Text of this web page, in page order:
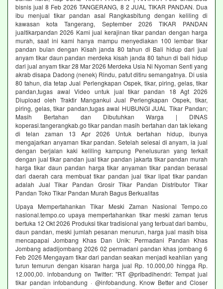
bisnis jual 8 Feb 2026 TANGERANG, 8 2 JUAL TIKAR PANDAN. Dua
ibu menjual tikar pandan asal Rangkasbitung dengan keliling di
kawasan kota Tangerang, September 2026 TIKAR PANDAN
jualtikarpandan 2026 Kami jual kerajinan tikar pandan dengan harga
murah, saat ini kami hanya mampu menyediakan 100 lembar tikar
pandan bulan dengan Kisah janda 80 tahun di Bali hidup dari jual
anyam tikar daun pandan merdeka kisah janda 80 tahun di bali hidup
dari jual anyam tikar 28 Mar 2026 Merdeka Usia Ni Nyoman Senti yang
akrab disapa Dadong (nenek) Rindu, patut ditiru semangatnya. Di usia
80 tahun, dia tetap Jual Perlengkapan Ospek, tikar, piring, gelas, tikar
pandan,tugas awal Video untuk jual tikar pandan 18 Agt 2026
Diupload oleh Traktir Mangankui Jual Perlengkapan Ospek, tikar,
piring, gelas, tikar pandan,tugas awal HUBUNGI JUAL Tikar Pandan;
Masih Bertahan dan Dibutuhkan Warga | DINAS
koperasi.tangerangkab.go tikar pandan masih bertahan dan tak lekang
di telan zaman 13 Apr 2026 Untuk bertahan hidup, ibunya
mengajarkan anyaman tikar pandan. Setelah selesai di anyam, ia jual
dengan berjalan kaki keliling kampung Penelusuran yang terkait
dengan jual tikar pandan jual tikar pandan jakarta tikar pandan murah
harga tikar daun pandan harga tikar anyaman tikar pandan berasal
dari daerah cara membuat tikar pandan jual tikar lipat tikar pandan
adalah Jual Tikar Pandan Grosir Tikar Pandan Distributor Tikar
Pandan Toko Tikar Pandan Murah Bagus Berkualitas
Upaya Mempertahankan Tikar Meski Zaman Nasional Tempo.co
nasional.tempo.co upaya mempertahankan tikar meski zaman terus
bertuka 12 Okt 2026 Produksi tikar tradisional yang terbuat dari bambu,
daun pandan, meski jumlah pesanan menurun, harga jual masih bisa
mencapapai Jombang Khas Dan Unik: Permadani Pandan Khas
Jombang adadijombang 2026 02 permadani pandan khas jombang 6
Feb 2026 Mengayam tikar dari pandan seakan menjadi keahlian yang
turun temurun dengan kisaran harga jual Rp. 10.000,00 hingga Rp.
12.000,00. infobandung on Twitter: "RT @pribadihendri: Tempat jual
tikar pandan infobandung · @infobandung. Know Better and Closer